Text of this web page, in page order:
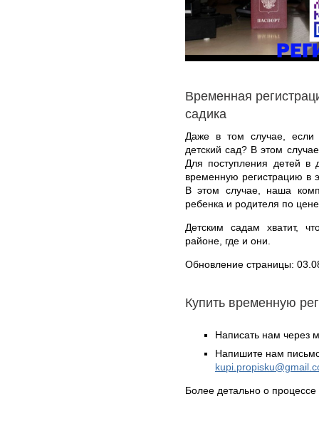
Временная
садика
Даже в том случае, если
детский сад? В этом
Для поступления детей в
временную регистрацию в
В этом случае, наша
ребенка и родителя по
Детским садам хватит,
районе, где и они.
Обновление страницы:
Купить временную
Написать нам через
Напишите нам
Более детально о